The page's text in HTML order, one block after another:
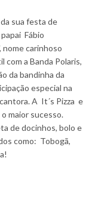
sua festa de
Fábio
nome carinhoso
a Banda Polaris,
da bandinha da
especial na
A It´s Pizza e
maior sucesso.
de docinhos, bolo e
como: Tobogã,